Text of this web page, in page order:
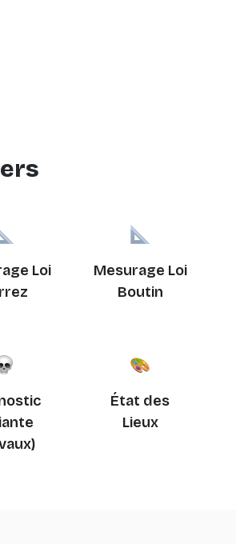
Loi
Mesurage Loi
Boutin
État des
Lieux